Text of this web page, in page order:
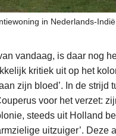
in Nederlands-
vandaag, is daar nog
kritiek uit op het
zijn bloed’. In de strijd
voor het verzet:
steeds uit Holland
uitzuiger’. Deze